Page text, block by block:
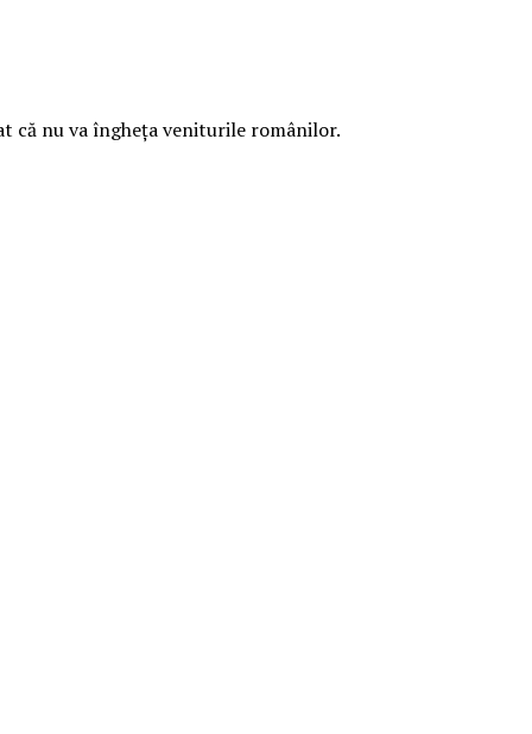
că nu va îngheța veniturile românilor.